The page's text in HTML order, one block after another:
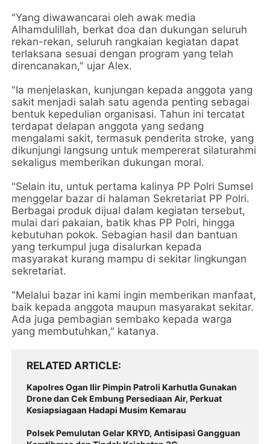
"Yang diwawancarai oleh awak media
Alhamdulillah, berkat doa dan dukungan seluruh
rekan-rekan, seluruh rangkaian kegiatan dapat
terlaksana sesuai dengan program yang telah
direncanakan," ujar Alex.
"Ia menjelaskan, kunjungan kepada anggota yang
sakit menjadi salah satu agenda penting sebagai
bentuk kepedulian organisasi. Tahun ini tercatat
terdapat delapan anggota yang sedang
mengalami sakit, termasuk penderita stroke, yang
dikunjungi langsung untuk mempererat silaturahmi
sekaligus memberikan dukungan moral.
"Selain itu, untuk pertama kalinya PP Polri Sumsel
menggelar bazar di halaman Sekretariat PP Polri.
Berbagai produk dijual dalam kegiatan tersebut,
mulai dari pakaian, batik khas PP Polri, hingga
kebutuhan pokok. Sebagian hasil dan bantuan
yang terkumpul juga disalurkan kepada
masyarakat kurang mampu di sekitar lingkungan
sekretariat.
"Melalui bazar ini kami ingin memberikan manfaat,
baik kepada anggota maupun masyarakat sekitar.
Ada juga pembagian sembako kepada warga
yang membutuhkan," katanya.
RELATED ARTICLE
Kapolres Ogan Ilir Pimpin Patroli Karhutla Gunakan
Drone dan Cek Embung Persediaan Air, Perkuat
Kesiapsiagaan Hadapi Musim Kemarau
Polsek Pemulutan Gelar KRYD, Antisipasi Gangguan